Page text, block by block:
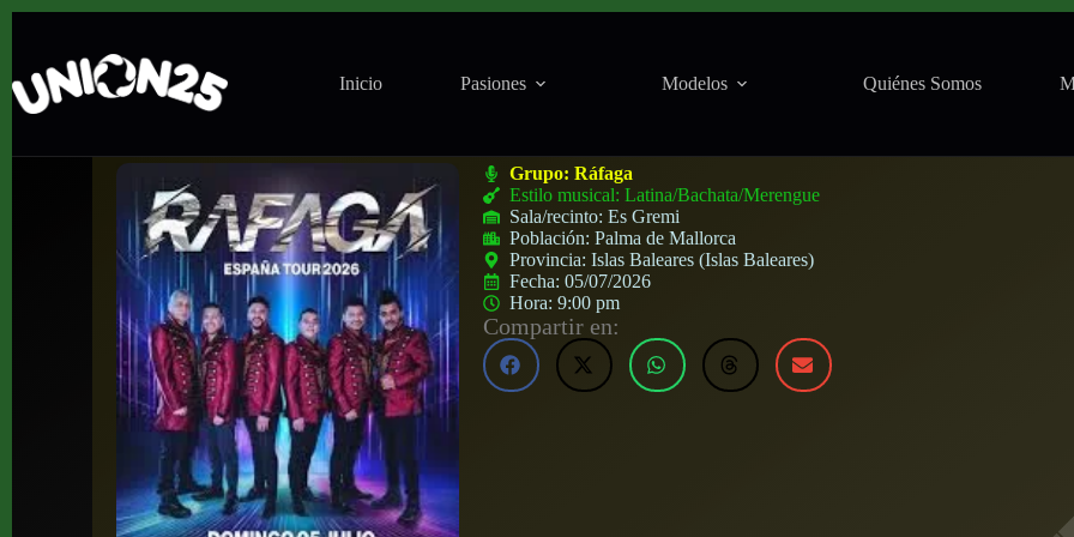
Inicio Pasiones Modelos Quiénes Somos
Grupo:Ráfaga
Estilo musical: Latina/Bachata/Merengue
Sala/recinto:Es Gremi
Población:Palma de Mallorca
Provincia:Islas Baleares (Islas Baleares)
Fecha:05/07/2026
Hora:9:00 pm
Compartir en: